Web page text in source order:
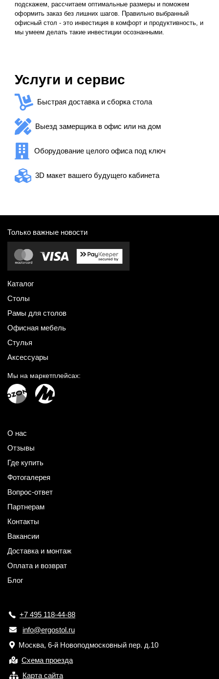
подскажем, рассчитаем оптимальные размеры и поможем
оформить заказ без лишних шагов. Правильно выбранный
офисный стол - это инвестиция в комфорт и продуктивность, и
мы умеем делать такие инвестиции осознанными.
Услуги и сервис
Быстрая доставка и сборка стола
Выезд замерщика в офис или на дом
Оборудование целого офиса под ключ
3D макет вашего будущего кабинета
Только важные новости
Каталог
Столы
Рамы для столов
Офисная мебель
Стулья
Аксессуары
Мы на маркетплейсах:
О нас
Отзывы
Где купить
Фотогалерея
Вопрос-ответ
Партнерам
Контакты
Вакансии
Доставка и монтаж
Оплата и возврат
Блог
+7 495 118-44-88
info@ergostol.ru
Москва, 6-й Новоподмосковный пер. д.10
Схема проезда
Карта сайта